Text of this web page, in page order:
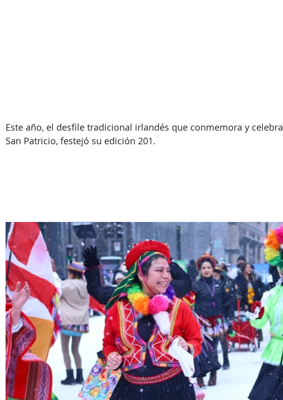
Este año, el desfile tradicional irlandés que conmemora y
San Patricio, festejó su edición 201.